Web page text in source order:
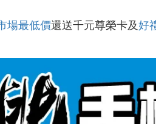
場最低價還送千元尊榮卡及好